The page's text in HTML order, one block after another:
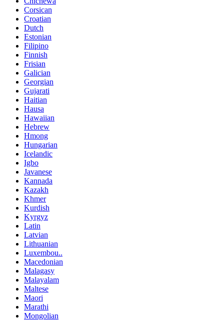
Corsican
Croatian
Dutch
Estonian
Filipino
Finnish
Frisian
Galician
Georgian
Gujarati
Haitian
Hausa
Hawaiian
Hebrew
Hmong
Hungarian
Icelandic
Igbo
Javanese
Kannada
Kazakh
Khmer
Kurdish
Kyrgyz
Latin
Latvian
Lithuanian
Luxembou..
Macedonian
Malagasy
Malayalam
Maltese
Maori
Marathi
Mongolian